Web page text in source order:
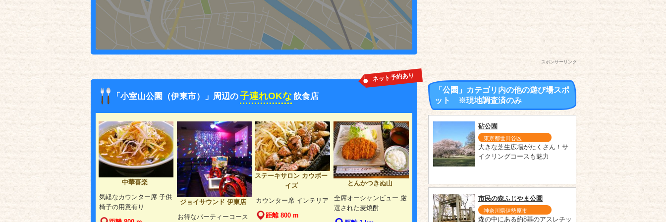
「小室山公園（伊東市）」周辺の子連れOKな飲食店
ネット予約あり
中華喜楽
気軽なカウンター席 子供
椅子の用意有り
ジョイサウンド 伊東店
お得なパーティーコース
ステーキサロン カウボー
イズ
カウンター席 インテリア
距離 800 m
とんかつきぬ山
全席オーシャンビュー 厳
選された麦焼酎
スポンサーリンク
「公園」カテゴリ内の他の遊び場スポ
ット ※現地調査済のみ
砧公園
東京都世田谷区
大きな芝生広場がたくさん！サ
イクリングコースも魅力
市民の森ふじやま公園
神奈川県伊勢原市
森の中にある約8基のアスレチッ